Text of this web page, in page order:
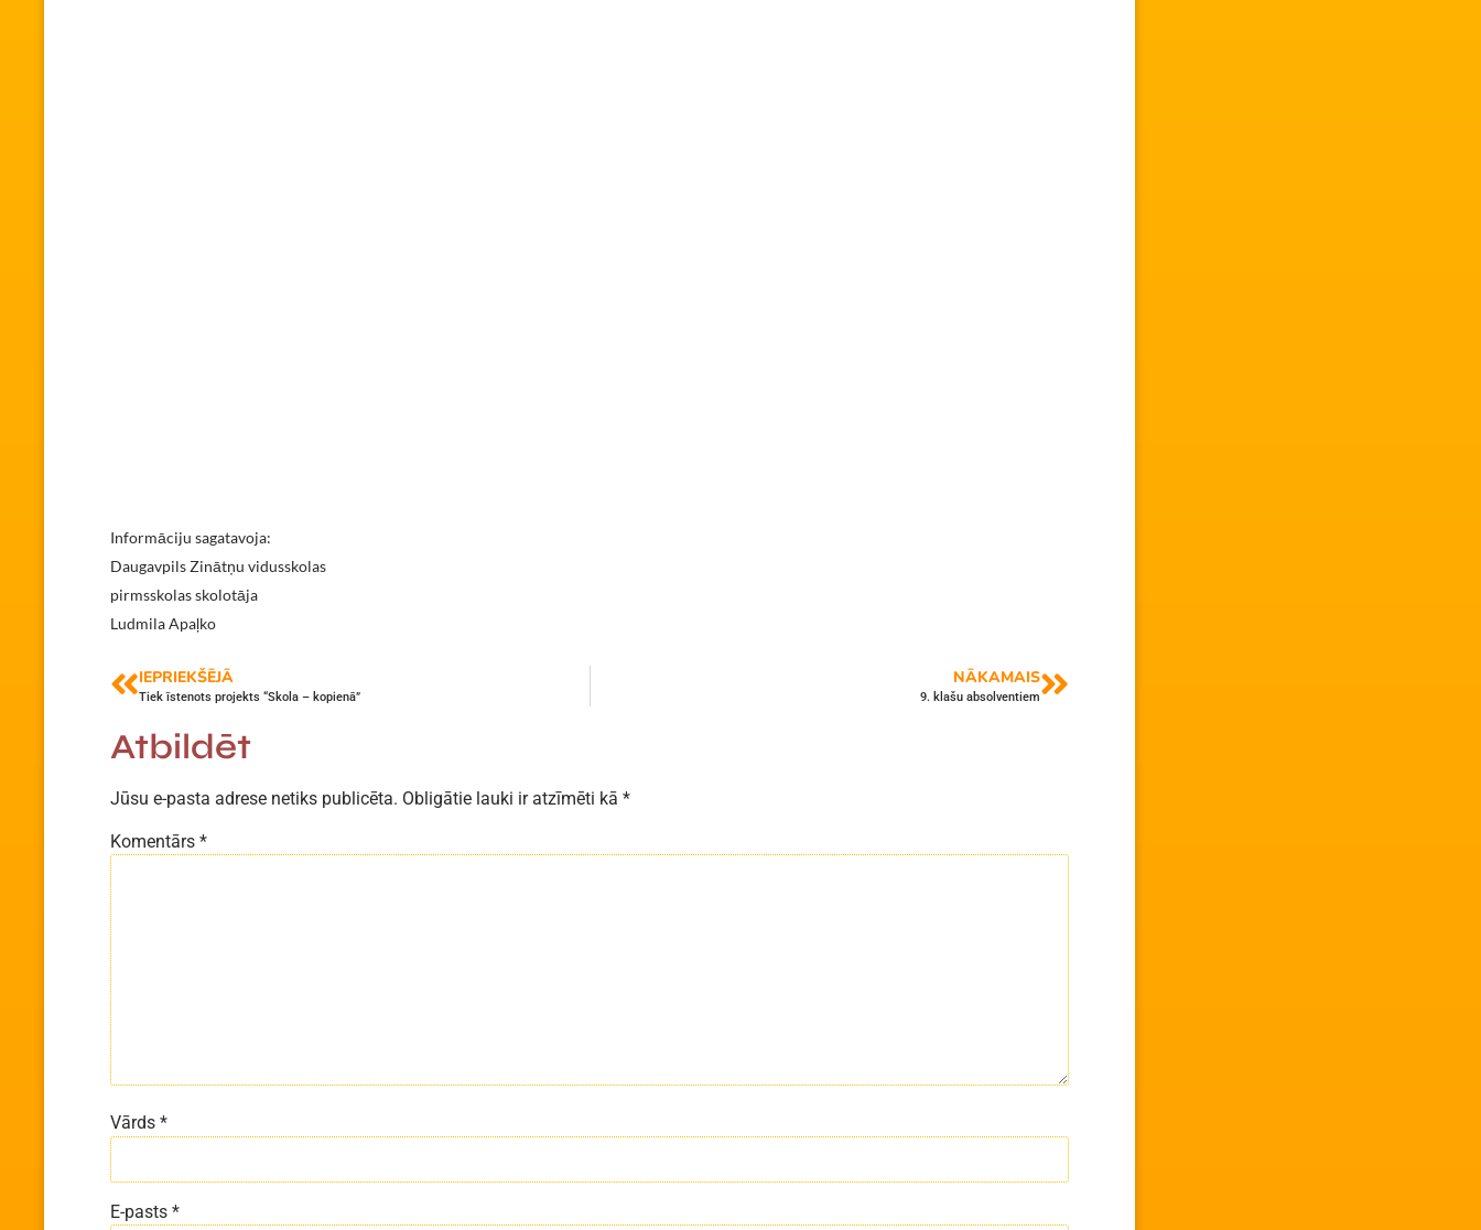
Informāciju sagatavoja:
Daugavpils Zinātņu vidusskolas
pirmsskolas skolotāja
Ludmila Apaļko
IEPRIEKŠĒJĀ
Tiek īstenots projekts “Skola – kopienā”
NĀKAMAIS
9. klašu absolventiem
Atbildēt
Jūsu e-pasta adrese netiks publicēta. Obligātie lauki ir atzīmēti kā *
Komentārs *
Vārds *
E-pasts *